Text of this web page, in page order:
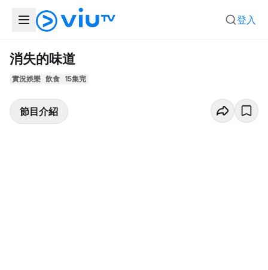
登入
消失的味道
實況娛樂 飲食 15集完
節目介紹